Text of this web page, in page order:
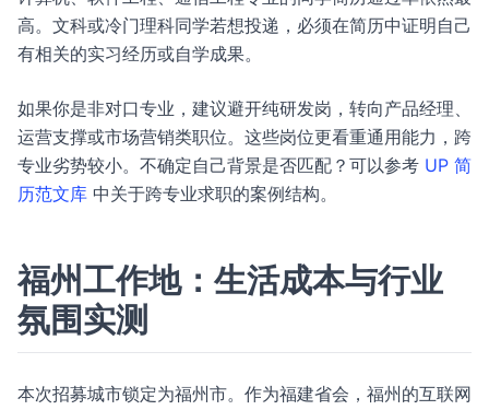
高。文科或冷门理科同学若想投递，必须在简历中证明自己
有相关的实习经历或自学成果。
如果你是非对口专业，建议避开纯研发岗，转向产品经理、
运营支撑或市场营销类职位。这些岗位更看重通用能力，跨
专业劣势较小。不确定自己背景是否匹配？可以参考 UP 简
历范文库 中关于跨专业求职的案例结构。
福州工作地：生活成本与行业
氛围实测
本次招募城市锁定为福州市。作为福建省会，福州的互联网